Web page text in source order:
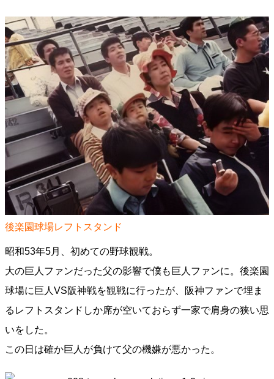
後楽園球場レフトスタンド
昭和53年5月、初めての野球観戦。
大の巨人ファンだった父の影響で僕も巨人ファンに。後楽園
球場に巨人VS阪神戦を観戦に行ったが、阪神ファンで埋ま
るレフトスタンドしか席が空いておらず一家で肩身の狭い思
いをした。
この日は確か巨人が負けて父の機嫌が悪かった。